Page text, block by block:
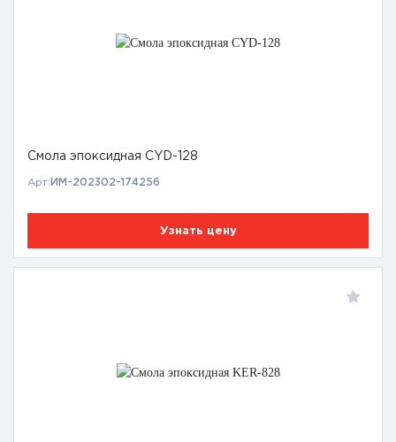
Смола эпоксидная CYD-128
Арт: ИМ-202302-174256
Узнать цену